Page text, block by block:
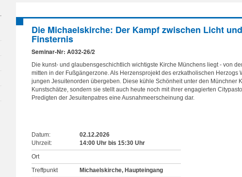
Die Michaelskirche: Der Kampf zwischen Licht und
Finsternis
Seminar-Nr: A032-26/2
Die kunst- und glaubensgeschichtlich wichtigste Kirche Münchens liegt - von
mitten in der Fußgängerzone. Als Herzensprojekt des erzkatholischen
jungen Jesuitenorden übergeben. Diese kühle Schönheit unter den Münchner
Kunstschätze, sondern sie stellt auch heute noch mit ihrer engagierten
Predigten der Jesuitenpatres eine Ausnahmeerscheinung dar.
Datum:
Uhrzeit:
02.12.2026
14:00 Uhrbis 15:30Uhr
Ort
Treffpunkt
Michaelskirche, Haupteingang